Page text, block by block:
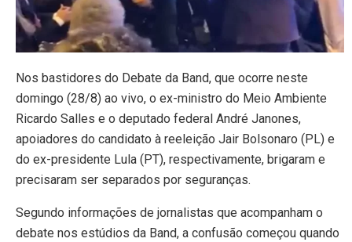
Nos bastidores do Debate da Band, que ocorre neste
domingo (28/8) ao vivo, o ex-ministro do Meio Ambiente
Ricardo Salles e o deputado federal André Janones,
apoiadores do candidato à reeleição Jair Bolsonaro (PL) e
do ex-presidente Lula (PT), respectivamente, brigaram e
precisaram ser separados por seguranças.
Segundo informações de jornalistas que acompanham o
debate nos estúdios da Band, a confusão começou quando